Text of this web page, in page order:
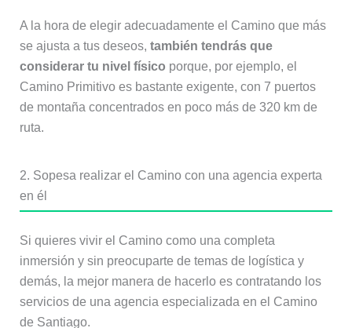
A la hora de elegir adecuadamente el Camino que más
se ajusta a tus deseos, también tendrás que
considerar tu nivel físico porque, por ejemplo, el
Camino Primitivo es bastante exigente, con 7 puertos
de montaña concentrados en poco más de 320 km de
ruta.
2. Sopesa realizar el Camino con una agencia experta
en él
Si quieres vivir el Camino como una completa
inmersión y sin preocuparte de temas de logística y
demás, la mejor manera de hacerlo es contratando los
servicios de una agencia especializada en el Camino
de Santiago.